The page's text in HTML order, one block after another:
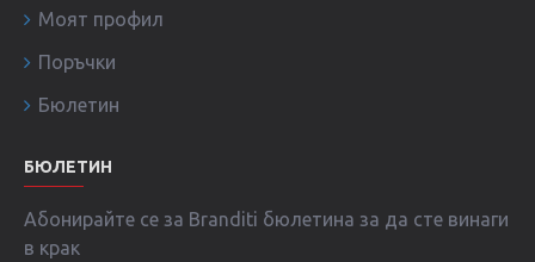
Моят профил
Поръчки
Бюлетин
БЮЛЕТИН
Абонирайте се за Branditi бюлетина за да сте винаги
в крак